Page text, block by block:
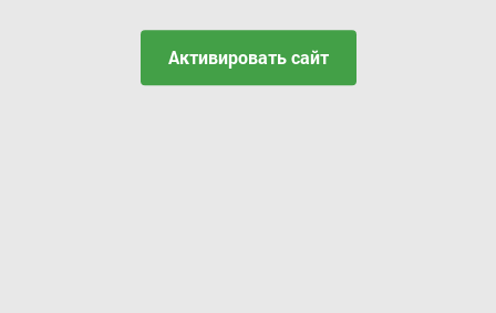
Активировать сайт